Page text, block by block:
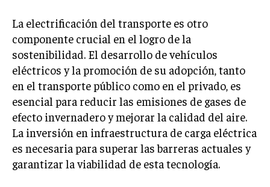
EMPRENDIMIENTO
INNOVACIÓN EMPRESARIAL
LIDERAZGO
HABILIDADES DIRECTIVAS
EMPRENDIMIENTO
PLANIFICACIÓN EMPRESARIAL
La electrificación del transporte es otro
componente crucial en el logro de la
sostenibilidad. El desarrollo de vehículos
eléctricos y la promoción de su adopción, tanto
en el transporte público como en el privado, es
esencial para reducir las emisiones de gases de
efecto invernadero y mejorar la calidad del aire.
La inversión en infraestructura de carga eléctrica
es necesaria para superar las barreras actuales y
garantizar la viabilidad de esta tecnología.